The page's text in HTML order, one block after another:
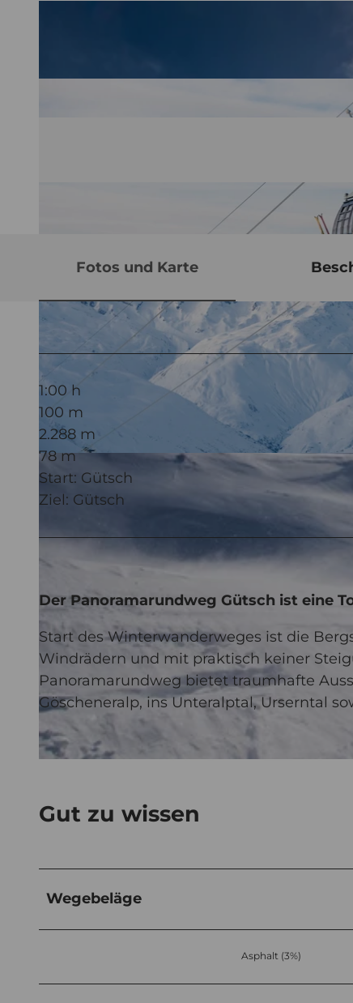
© Valentin Luthiger, Ferienregion Andermatt
Fotos und Karte
1:00 h
100 m
2.288 m
78 m
Start: Gütsch
Ziel: Gütsch
Der Panoramarundweg Gütsch ist eine
Start des Winterwanderweges ist die
Windrädern und mit praktisch keiner
Panoramarundweg bietet traumhafte
Göscheneralp, ins Unteralptal, Urserntal
Gut zu wissen
Wegebeläge
Asphalt (3%)